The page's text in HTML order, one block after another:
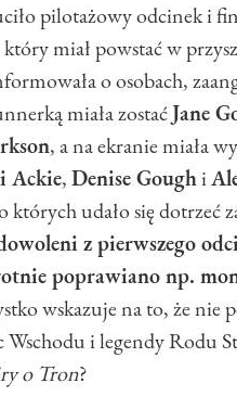
pilotażowy odcinek i
który miał powstać w
o osobach,
miała zostaćJane
, a na ekranie miała
Ackie,Denise Goughi
udało się dotrzeć
z pierwszego
poprawiano np.
wskazuje na to, że nie
i legendy Rodu
o Tron?